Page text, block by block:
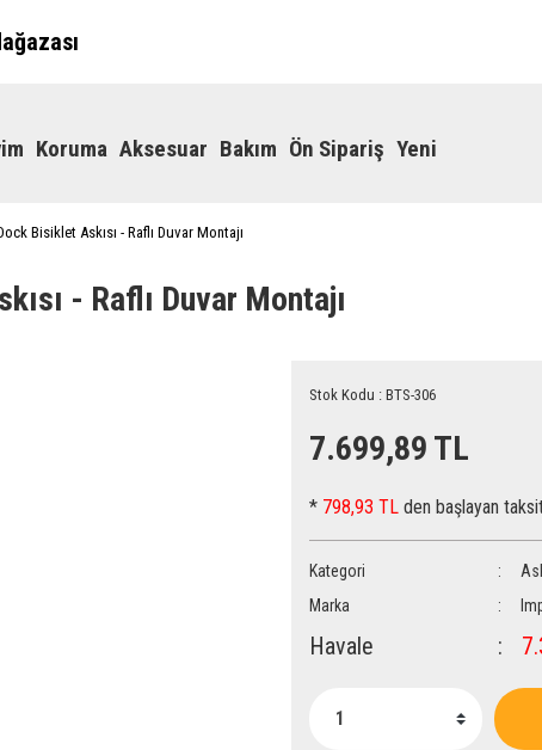
Koruma Aksesuar Bakım Ön Sipariş Yeni
Bisiklet Askısı - Raflı Duvar Montajı
- Raflı Duvar Montajı
Stok Kodu : BTS-306
7.699,89 TL
* 798,93 TL den başlayan
Kategori
Marka
Havale